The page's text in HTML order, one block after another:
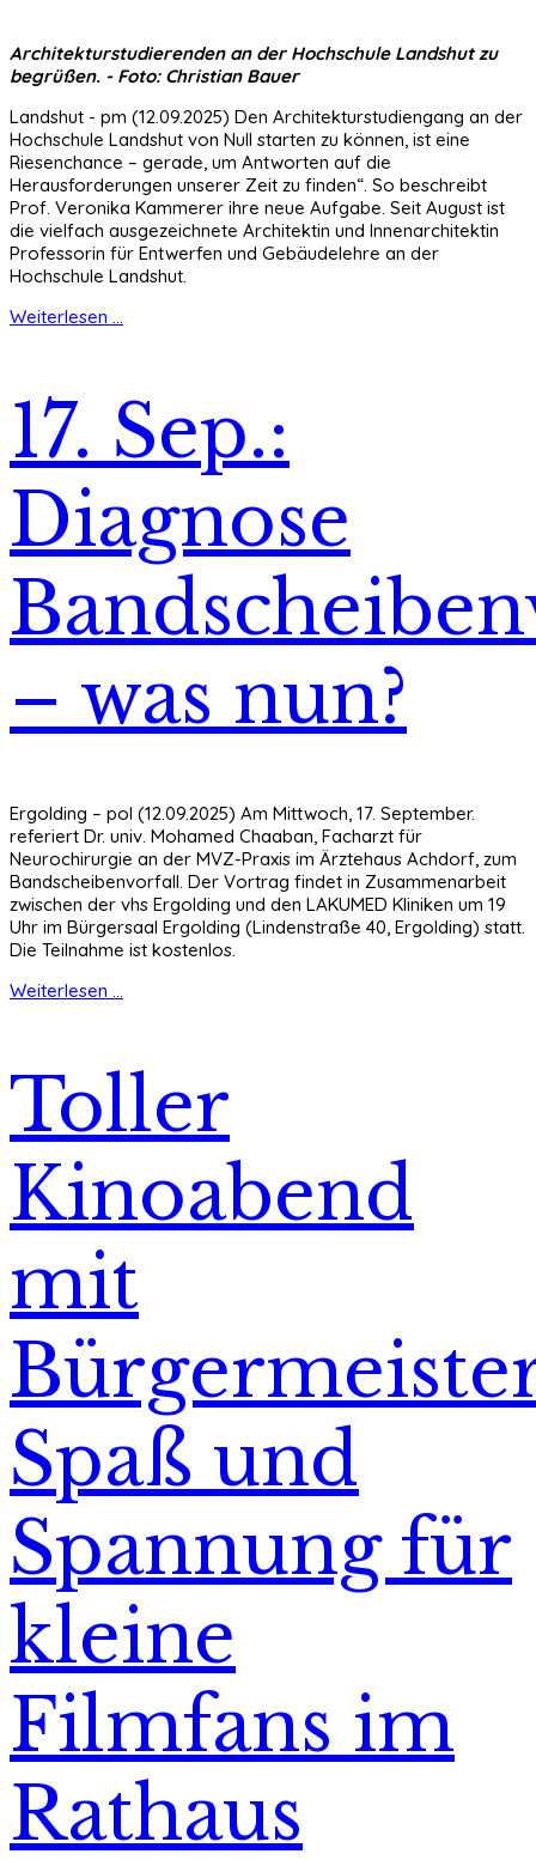
Architekturstudierenden an der Hochschule Landshut zu
begrüßen. - Foto: Christian Bauer
Landshut - pm (12.09.2025) Den Architekturstudiengang an der
Hochschule Landshut von Null starten zu können, ist eine
Riesenchance – gerade, um Antworten auf die
Herausforderungen unserer Zeit zu finden“. So beschreibt
Prof. Veronika Kammerer ihre neue Aufgabe. Seit August ist
die vielfach ausgezeichnete Architektin und Innenarchitektin
Professorin für Entwerfen und Gebäudelehre an der
Hochschule Landshut.
Weiterlesen ...
17. Sep.:
Diagnose
– was nun?
Ergolding – pol (12.09.2025) Am Mittwoch, 17. September.
referiert Dr. univ. Mohamed Chaaban, Facharzt für
Neurochirurgie an der MVZ-Praxis im Ärztehaus Achdorf, zum
Bandscheibenvorfall. Der Vortrag findet in Zusammenarbeit
zwischen der vhs Ergolding und den LAKUMED Kliniken um 19
Uhr im Bürgersaal Ergolding (Lindenstraße 40, Ergolding) statt.
Die Teilnahme ist kostenlos.
Weiterlesen ...
Toller
Kinoabend
mit
Spaß und
Spannung für
kleine
Filmfans im
Rathaus